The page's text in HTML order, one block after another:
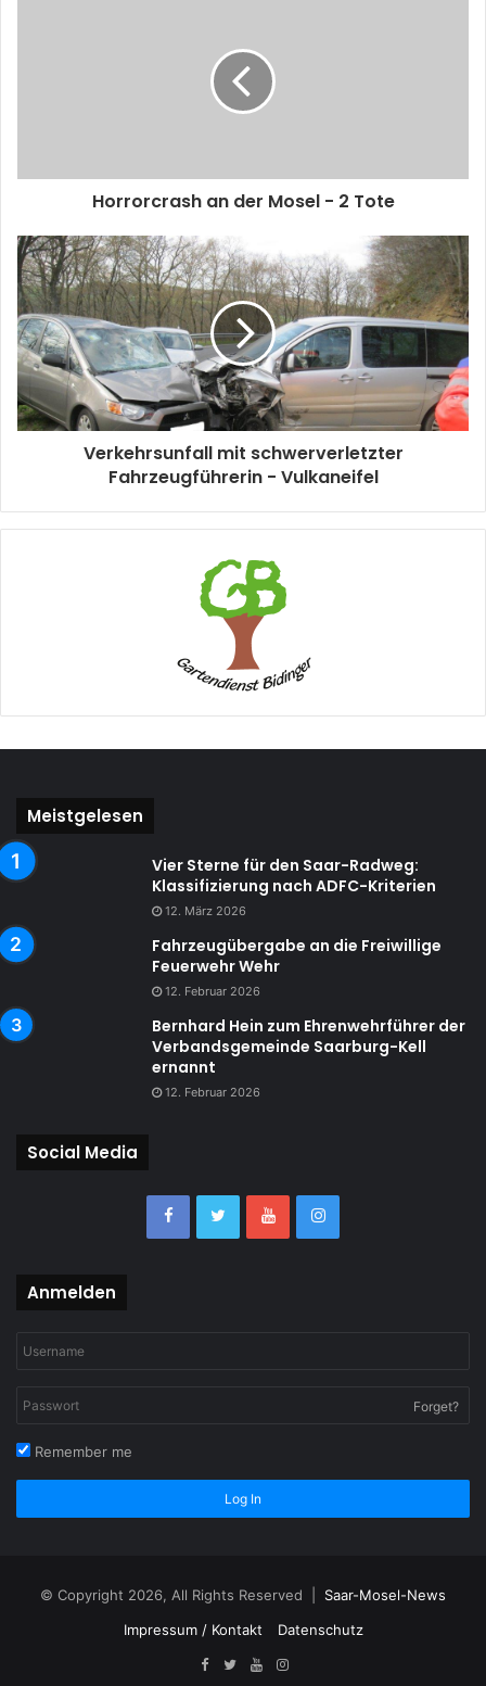
Horrorcrash an der Mosel - 2 Tote
Verkehrsunfall mit schwerverletzter
Fahrzeugführerin - Vulkaneifel
Meistgelesen
Vier Sterne für den Saar-Radweg:
Klassifizierung nach ADFC-Kriterien
12. März 2026
Fahrzeugübergabe an die Freiwillige
Feuerwehr Wehr
12. Februar 2026
Bernhard Hein zum Ehrenwehrführer der
Verbandsgemeinde Saarburg-Kell
ernannt
12. Februar 2026
Social Media
Anmelden
Forget?
Remember me
Log In
© Copyright 2026, All Rights Reserved | Saar-Mosel-News
Impressum / Kontakt
Datenschutz